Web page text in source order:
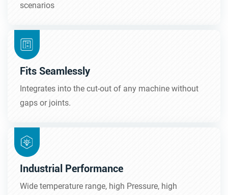
scenarios
Fits Seamlessly
Integrates into the cut-out of any machine without
gaps or joints.
Industrial Performance
Wide temperature range, high Pressure, high